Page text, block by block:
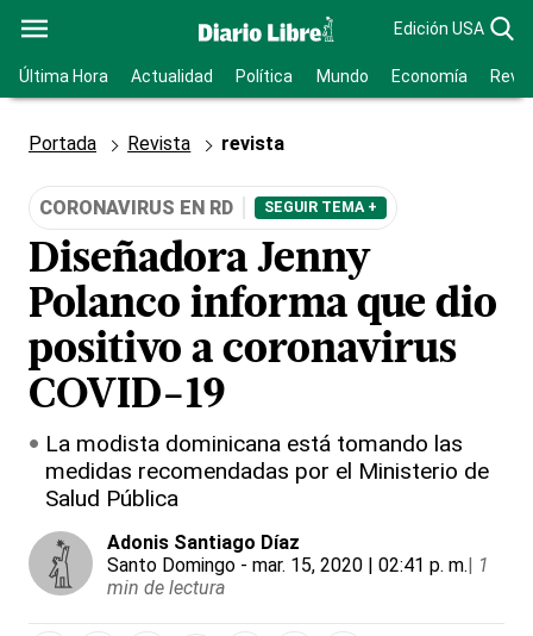
Edición USA
Última Hora Actualidad Política Mundo Economía
Portada Revista revista
CORONAVIRUS EN RD SEGUIR TEMA +
Diseñadora Jenny
Polanco informa que dio
positivo a coronavirus
COVID-19
La modista dominicana está tomando las
medidas recomendadas por el Ministerio de
Salud Pública
Adonis Santiago Díaz
Santo Domingo - mar. 15, 2020 | 02:41 p. m.| 1
min de lectura